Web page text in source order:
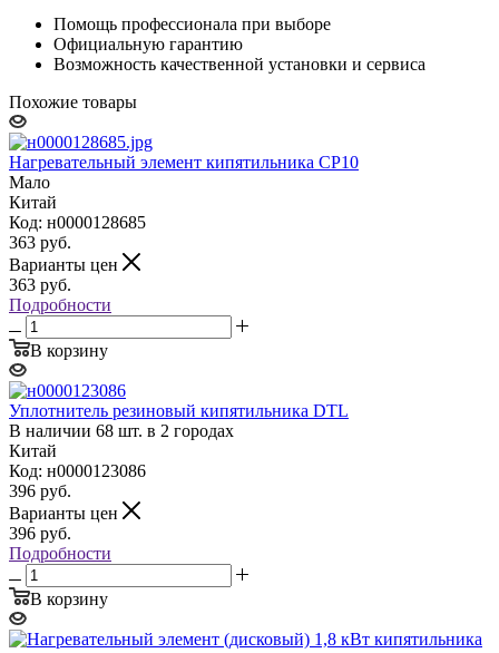
Помощь профессионала при выборе
Официальную гарантию
Возможность качественной установки и сервиса
Похожие товары
Нагревательный элемент кипятильника СР10
Мало
Китай
Код: н0000128685
363 руб.
Варианты цен
363 руб.
Подробности
В корзину
Уплотнитель резиновый кипятильника DTL
В наличии 68 шт. в 2 городах
Китай
Код: н0000123086
396 руб.
Варианты цен
396 руб.
Подробности
В корзину